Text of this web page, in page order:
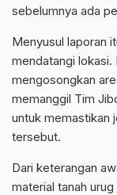
sebelumnya ada
Menyusul laporan
mendatangi lokasi.
mengosongkan
memanggil Tim
untuk memastikan
tersebut.
Dari keterangan
material tanah